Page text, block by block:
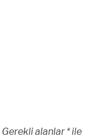
Gerekli alanlar*ile